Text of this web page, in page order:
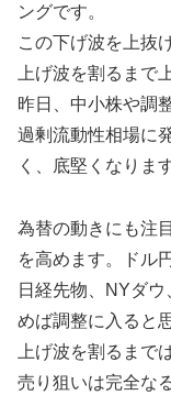
ングです。
この下げ波を上抜
上げ波を割るまで
昨日、中小株や調
過剰流動性相場に
く、底堅くなります
為替の動きにも注
を高めます。ドル
日経先物、NYダ
めば調整に入ると
上げ波を割るまで
売り狙いは完全な